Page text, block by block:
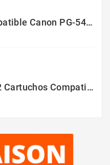
Pack Compatible Canon PG-540 XL / CL-541 XL ? Negro Y Color ? Alta Capacidad
Pack De 12 Cartuchos Compatibles EPSON 603XL